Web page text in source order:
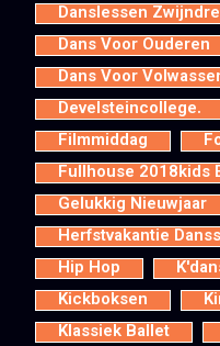
Danslessen
Dans Voor Ouderen
Dans Voor
Develsteincollege.
Filmmiddag
Fullhouse 2018kids
Gelukkig Nieuwjaar
Herfstvakantie
Hip Hop
Kickboksen
Klassiek Ballet